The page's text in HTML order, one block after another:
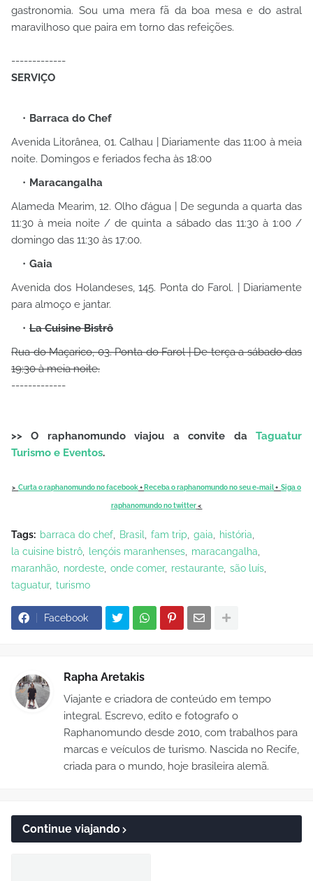
gastronomia. Sou uma mera fã da boa mesa e do astral
maravilhoso que paira em torno das refeições.
-------------
SERVIÇO
Barraca do Chef
Avenida Litorânea, 01. Calhau | Diariamente das 11:00 à meia
noite. Domingos e feriados fecha às 18:00
Maracangalha
Alameda Mearim, 12. Olho d’água | De segunda a quarta das
11:30 à meia noite / de quinta a sábado das 11:30 à 1:00 /
domingo das 11:30 às 17:00.
Gaia
Avenida dos Holandeses, 145. Ponta do Farol. | Diariamente
para almoço e jantar.
La Cuisine Bistrô
Rua do Maçarico, 03. Ponta do Farol | De terça a sábado das
19:30 à meia noite.
-------------
>> O raphanomundo viajou a convite da Taguatur
Turismo e Eventos.
> Curta o raphanomundo no facebook+ Receba o raphanomundo no seu e-mail+ Siga o
raphanomundo no twitter <
Tags: barraca do chef Brasil fam trip gaia
história
la cuisine bistrô
lençóis maranhenses
maracangalha
maranhão
nordeste onde comer restaurante são luís
taguatur turismo
Facebook
Rapha Aretakis
Viajante e criadora de conteúdo em tempo
integral. Escrevo, edito e fotografo o
Raphanomundo desde 2010, com trabalhos para
marcas e veículos de turismo. Nascida no Recife,
criada para o mundo, hoje brasileira alemã.
Continue viajando